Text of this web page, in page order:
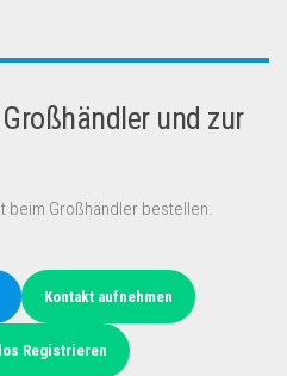
und zur
beim Großhändler bestellen.
Kontakt aufnehmen
Registrieren